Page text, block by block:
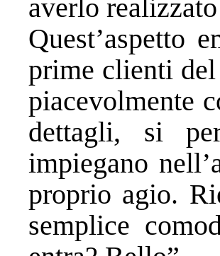
averlo
Quest’aspetto
prime clienti
piacevolmente
dettagli, si
impiegano
proprio agio.
semplice